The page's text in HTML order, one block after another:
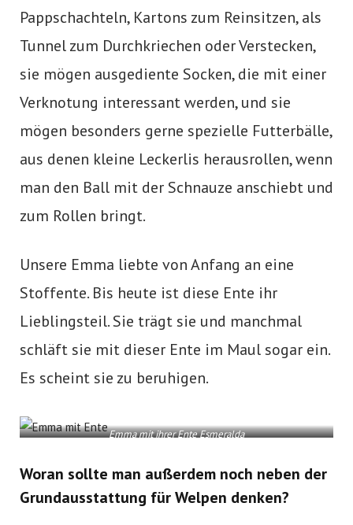
Pappschachteln, Kartons zum Reinsitzen, als
Tunnel zum Durchkriechen oder Verstecken,
sie mögen ausgediente Socken, die mit einer
Verknotung interessant werden, und sie
mögen besonders gerne spezielle Futterbälle,
aus denen kleine Leckerlis herausrollen, wenn
man den Ball mit der Schnauze anschiebt und
zum Rollen bringt.
Unsere Emma liebte von Anfang an eine
Stoffente. Bis heute ist diese Ente ihr
Lieblingsteil. Sie trägt sie und manchmal
schläft sie mit dieser Ente im Maul sogar ein.
Es scheint sie zu beruhigen.
Emma mit ihrer Ente Esmeralda
Woran sollte man außerdem noch neben der
Grundausstattung für Welpen denken?